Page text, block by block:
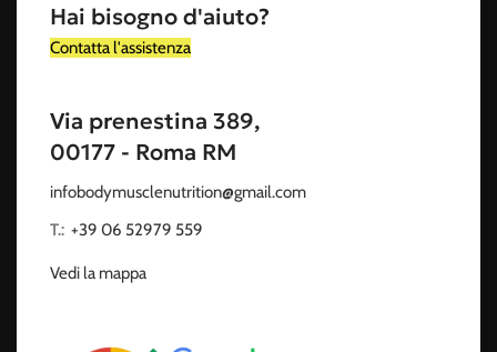
Hai bisogno d'aiuto?
Contatta l'assistenza
Via prenestina 389,
00177 - Roma RM
infobodymusclenutrition@gmail.com
T.: +39 06 52979 559
Vedi la mappa